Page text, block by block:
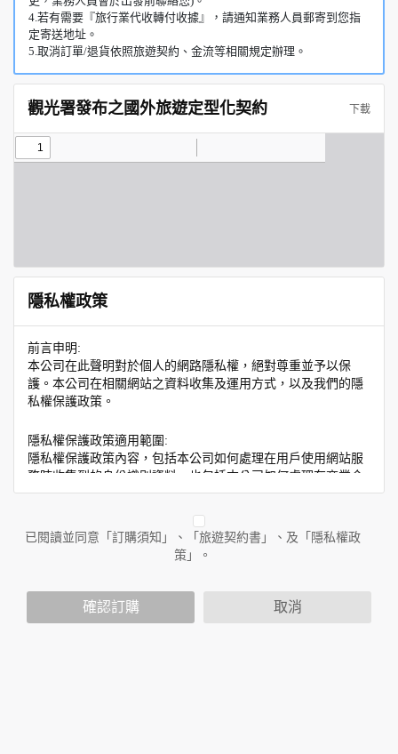
4.若有需要『旅行業代收轉付收據』，請通知業務人員郵寄到您指
定寄送地址。
5.取消訂單/退貨依照旅遊契約、金流等相關規定辦理。
觀光署發布之國外旅遊定型化契約 下載
隱私權政策
前言申明:
本公司在此聲明對於個人的網路隱私權，絕對尊重並予以保
護。本公司在相關網站之資料收集及運用方式，以及我們的隱
私權保護政策。
隱私權保護政策適用範圍:
隱私權保護政策內容，包括本公司如何處理在用戶使用網站服
務時收集到的身份識別資料，也包括本公司如何處理在商業合
作與本公司合作時分享的任何身份識別資料。隱私權保護政策
人員。例如您透過本公司旗下網站上的廣告廠商連結，這些置
放連結的廠商也可能蒐集您個人的資料。對於您主動提供的個
人資訊，這些廣告廠商或連結網站有其個別的隱私權保護政
您個人在本網站上的聊天室或討論區中任意公開個人資料的行
已閱讀並同意「訂購須知」、「旅遊契約書」、及「隱私權政
策」。
確認訂購 取消